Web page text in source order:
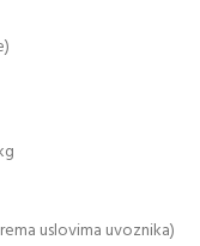
uslovima uvoznika)